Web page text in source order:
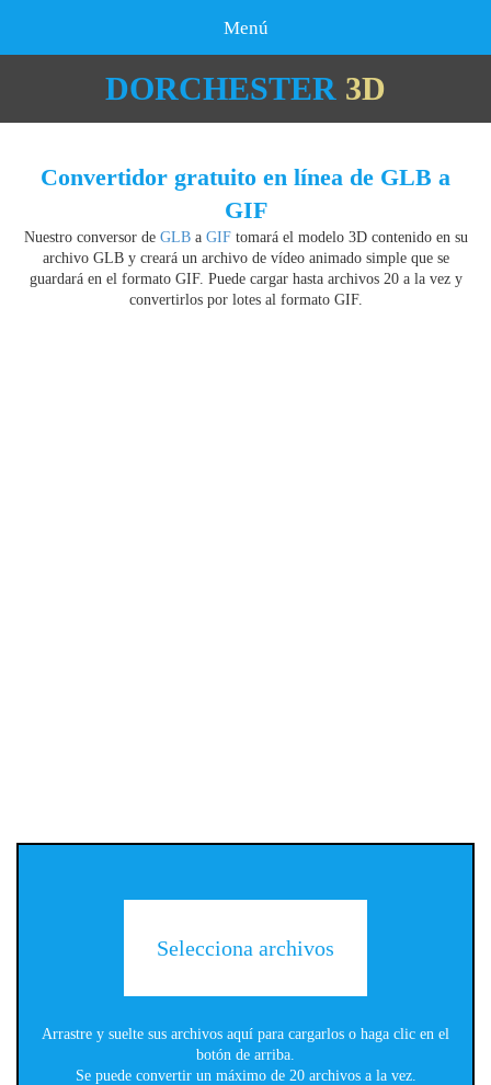
Menú
DORCHESTER 3D
Convertidor gratuito en línea de GLB a
GIF
Nuestro conversor de GLBa GIFtomará el modelo 3D contenido en su
archivo GLB y creará un archivo de vídeo animado simple que se
guardará en el formato GIF. Puede cargar hasta archivos 20 a la vez y
convertirlos por lotes al formato GIF.
Selecciona archivos
Arrastre y suelte sus archivos aquí para cargarlos o haga clic en el
botón de arriba.
Se puede convertir un máximo de 20 archivos a la vez.